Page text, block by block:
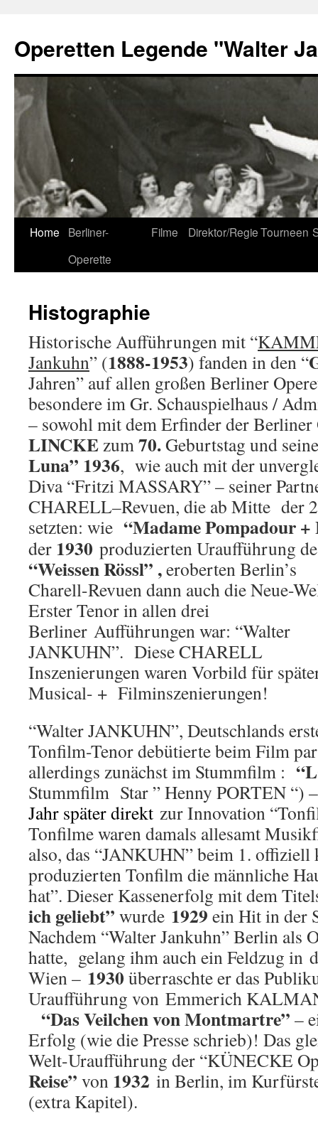
content
Operetten Legende "Walter
Home
Berliner-
Operette
Filme Direktor/RegieTourneen
Histographie
Historische Aufführungen mit “
Jankuhn” (1888-1953) fanden in den “
Jahren” auf allen großen Berliner
besondere im Gr. Schauspielhaus /
– sowohl mit dem Erfinder der
LINCKEzum70.Geburtstag und
Luna” 1936, wie auch mit der
Diva “Fritzi MASSARY” – seiner
CHARELL–Revuen, die ab Mitte der
setzten: wie “Madame Pompadour
der 1930 produzierten Uraufführung
“Weissen Rössl” ,eroberten Berlin’s
Charell-Revuen dann auch die Neue-
Erster Tenor in allen drei
Berliner Aufführungen war: “Walter
JANKUHN”. Diese CHARELL
Inszenierungen waren Vorbild für
Musical- + Filminszenierungen!
“Walter JANKUHN”, Deutschlands
Tonfilm-Tenor debütierte beim Film
allerdings zunächst im Stummfilm :
Stummfilm Star ” Henny PORTEN
Jahr später direkt zur Innovation
Tonfilme waren damals allesamt
also, das “JANKUHN” beim 1. offiziell
produzierten Tonfilm die männliche
hat”. Dieser Kassenerfolg mit dem
ich geliebt” wurde 1929ein Hit in der
Nachdem “Walter Jankuhn” Berlin als
hatte, gelang ihm auch ein Feldzug in
Wien – 1930 überraschte er das
Uraufführung von Emmerich
“Das Veilchen von Montmartre” –
Erfolg (wie die Presse schrieb)! Das
Welt-Uraufführung der “KÜNECKE
Reise” von 1932 in Berlin, im
(extra Kapitel).